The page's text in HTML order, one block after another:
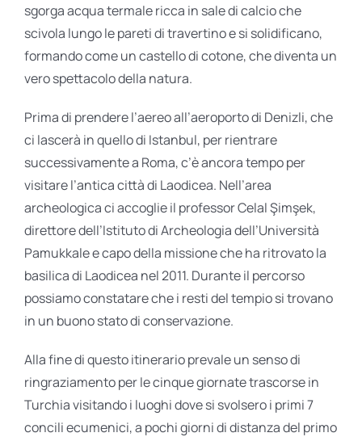
sgorga acqua termale ricca in sale di calcio che
scivola lungo le pareti di travertino e si solidificano,
formando come un castello di cotone, che diventa un
vero spettacolo della natura.
Prima di prendere l’aereo all’aeroporto di Denizli, che
ci lascerà in quello di Istanbul, per rientrare
successivamente a Roma, c’è ancora tempo per
visitare l’antica città di Laodicea. Nell’area
archeologica ci accoglie il professor Celal Şimşek,
direttore dell’Istituto di Archeologia dell’Università
Pamukkale e capo della missione che ha ritrovato la
basilica di Laodicea nel 2011. Durante il percorso
possiamo constatare che i resti del tempio si trovano
in un buono stato di conservazione.
Alla fine di questo itinerario prevale un senso di
ringraziamento per le cinque giornate trascorse in
Turchia visitando i luoghi dove si svolsero i primi 7
concili ecumenici, a pochi giorni di distanza del primo